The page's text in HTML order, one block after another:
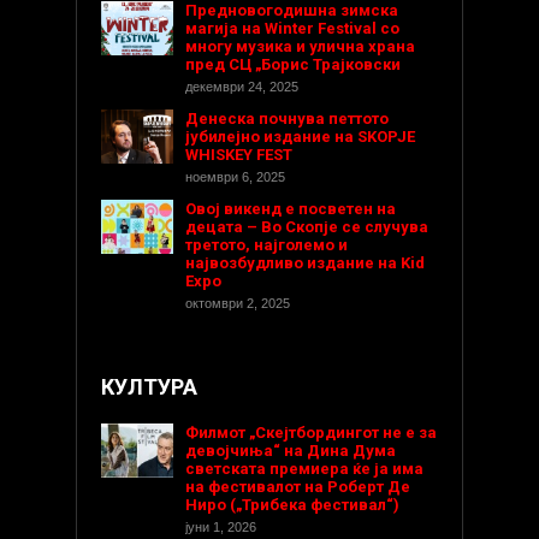
Предновогодишнa зимска
магија на Winter Festival со
многу музика и улична храна
пред СЦ „Борис Трајковски
декември 24, 2025
Денеска почнува петтото
јубилејно издание на SKOPJE
WHISKEY FEST
ноември 6, 2025
Овој викенд е посветен на
децата – Во Скопје се случува
третото, најголемо и
највозбудливо издание на Kid
Expo
октомври 2, 2025
КУЛТУРА
Филмот „Скејтбордингот не е за
девојчиња“ на Дина Дума
светската премиера ќе ја има
на фестивалот на Роберт Де
Ниро („Трибека фестивал“)
јуни 1, 2026